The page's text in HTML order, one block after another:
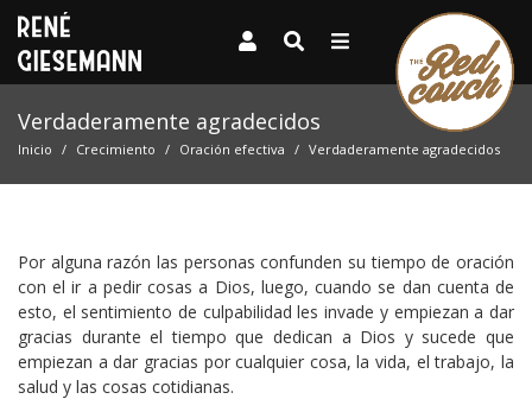
Verdaderamente agradecidos
Inicio Crecimiento Oración efectiva Verdaderamente agradecidos
Por alguna razón las personas confunden su tiempo de oración
con el ir a pedir cosas a Dios, luego, cuando se dan cuenta de
esto, el sentimiento de culpabilidad les invade y empiezan a dar
gracias durante el tiempo que dedican a Dios y sucede que
empiezan a dar gracias por cualquier cosa, la vida, el trabajo, la
salud y las cosas cotidianas.